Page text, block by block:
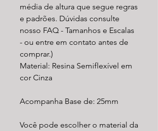
média de altura que segue regras
e padrões. Dúvidas consulte
nosso FAQ - Tamanhos e Escalas
- ou entre em contato antes de
comprar.)
Material: Resina Semiflexível em
cor Cinza
Acompanha Base de: 25mm
Você pode escolher o material da